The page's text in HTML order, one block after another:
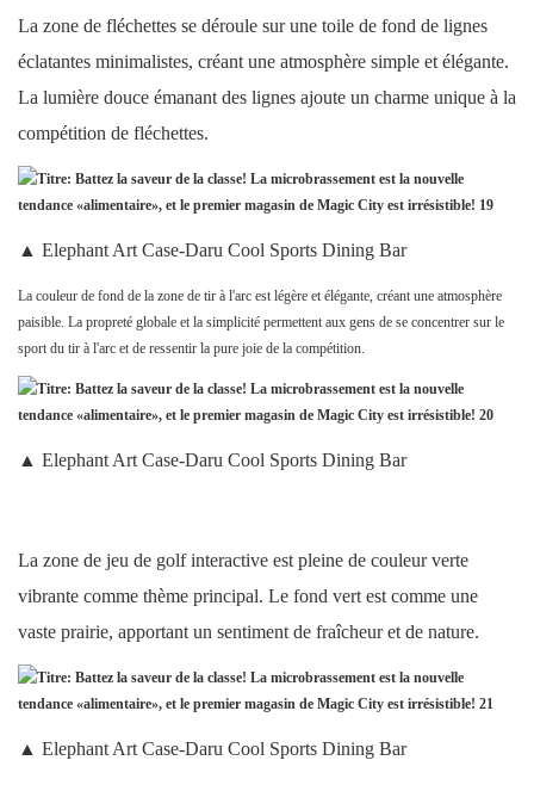
La zone de fléchettes se déroule sur une toile de fond de lignes
éclatantes minimalistes, créant une atmosphère simple et élégante.
La lumière douce émanant des lignes ajoute un charme unique à la
compétition de fléchettes.
▲ Elephant Art Case-Daru Cool Sports Dining Bar
La couleur de fond de la zone de tir à l'arc est légère et élégante, créant une atmosphère
paisible. La propreté globale et la simplicité permettent aux gens de se concentrer sur le
sport du tir à l'arc et de ressentir la pure joie de la compétition.
▲ Elephant Art Case-Daru Cool Sports Dining Bar
La zone de jeu de golf interactive est pleine de couleur verte
vibrante comme thème principal. Le fond vert est comme une
vaste prairie, apportant un sentiment de fraîcheur et de nature.
▲ Elephant Art Case-Daru Cool Sports Dining Bar